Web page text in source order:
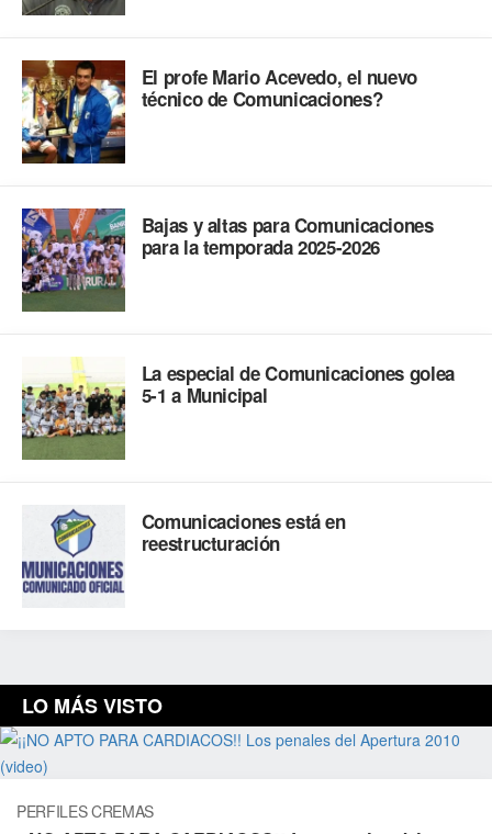
El profe Mario Acevedo, el nuevo
técnico de Comunicaciones?
Bajas y altas para Comunicaciones
para la temporada 2025-2026
La especial de Comunicaciones golea
5-1 a Municipal
Comunicaciones está en
reestructuración
LO MÁS VISTO
PERFILES CREMAS